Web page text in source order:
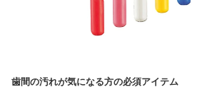
歯間の汚れが気になる方の必須アイテム